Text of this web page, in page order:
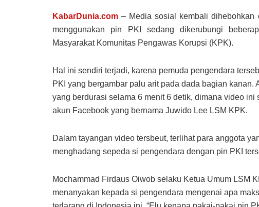
KabarDunia.com – Media sosial kembali dihebohkan
menggunakan pin PKI sedang dikerubungi
Masyarakat Komunitas Pengawas Korupsi (KPK).
Hal ini sendiri terjadi, karena pemuda pengendara
PKI yang bergambar palu arit pada dada bagian
yang berdurasi selama 6 menit 6 detik, dimana video
akun Facebook yang bernama Juwido Lee LSM KPK.
Dalam tayangan video tersbeut, terlihat para anggota
menghadang sepeda si pengendara dengan pin PKI
Mochammad Firdaus Oiwob selaku Ketua Umum LSM
menanyakan kepada si pengendara mengenai apa